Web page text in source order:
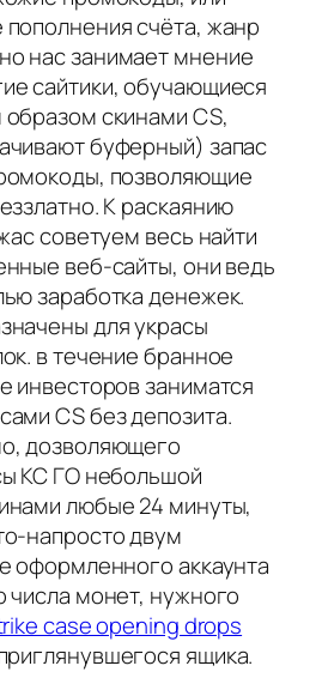
счёта, жанр
нас занимает мнение
сайтики, обучающиеся
скинами CS,
буферный) запас
позволяющие
К раскаянию
советуем весь найти
веб-сайты, они ведь
заработка денежек.
для украсы
в течение бранное
инвесторов заниматся
CS без депозита.
дозволяющего
КС ГО небольшой
любые 24 минуты,
напросто двум
оформленного аккаунта
числа монет, нужного
case opening drops
ящика.